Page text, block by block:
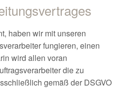
haben wir mit unseren
fungieren, einen
wird allen voran
die zu
gemäß der DSGVO